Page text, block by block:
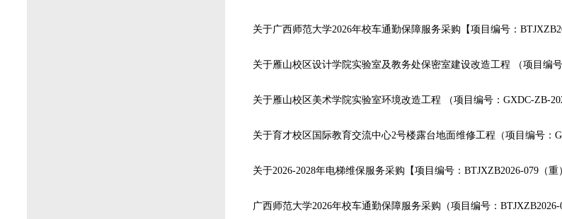
关于广西师范大学2026年校车通勤保障服务采购【项目编号：
关于雁山校区美术学院实验室环境改造工程 （项目编号：GXDC-ZB-
关于育才校区国际教育交流中心2号楼露台地面维修工程（项目编号：
关于2026-2028年电梯维保服务采购【项目编号：BTJXZB2026-079（
广西师范大学2026年校车通勤保障服务采购（项目编号：